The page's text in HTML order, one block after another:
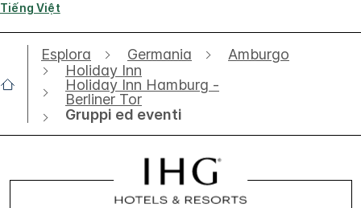
Tiếng Việt
Esplora Germania
Amburgo
Holiday Inn
Holiday Inn Hamburg -
Berliner Tor
Gruppi ed eventi